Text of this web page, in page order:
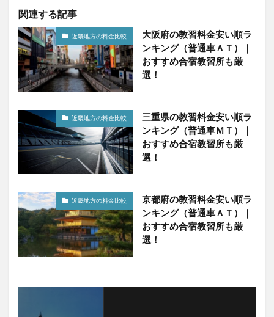
関連する記事
近畿地方の料金比較
大阪府の教習料金安い順ラ
ンキング（普通車ＡＴ）｜
おすすめ合宿教習所も厳
選！
近畿地方の料金比較
三重県の教習料金安い順ラ
ンキング（普通車ＭＴ）｜
おすすめ合宿教習所も厳
選！
近畿地方の料金比較
京都府の教習料金安い順ラ
ンキング（普通車ＡＴ）｜
おすすめ合宿教習所も厳
選！